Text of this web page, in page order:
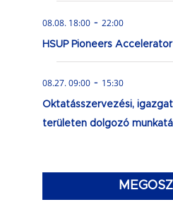
08.08. 18:00 - 22:00
HSUP Pioneers
08.27. 09:00 - 15:30
Oktatásszervezési,
területen dolgozó